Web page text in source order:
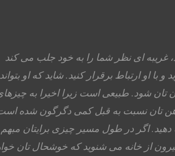
غریبه ای نظر شما را به خود جلب می کند
او ارتباط برقرار کنید. شاید که او
تان شود. طبیعی است زیرا اخیرا به
ذهن تان نسبت به قبل کمی دگرگون شده
دهید. اگر در طول مسیر چیزی برایتان مبهم
از خانه می شنوید که خوشحال تان